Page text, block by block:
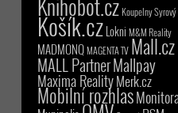
Knihobot.czKoupelny Syrový
Košík.czLokni M&M Reality
MADMONQMAGENTA TV Mall.cz
MALL PartnerMallpay
Maxima RealityMerk.cz
Mobilní rozhlas